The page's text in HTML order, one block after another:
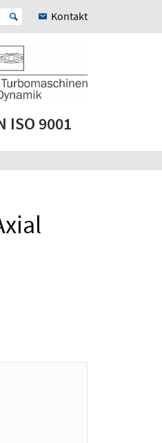
Kontakt
ISO 9001